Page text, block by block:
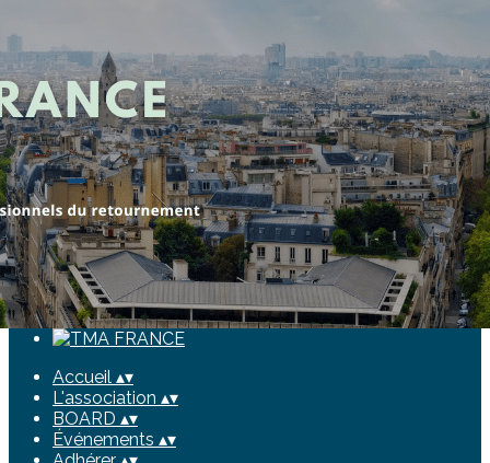
Exporter uniquement les colonnes affichées
Menu
<
>
TMA Talks
Formations
Evénements
Ajoutez un logo, un bouton, des réseaux sociaux
Cliquez pour éditer
Accueil ▴▾
L'association ▴▾
BOARD ▴▾
Événements ▴▾